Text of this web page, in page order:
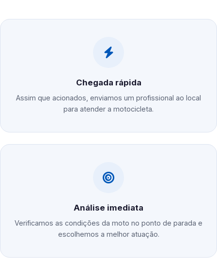
Chegada rápida
Assim que acionados, enviamos um profissional ao local
para atender a motocicleta.
Análise imediata
Verificamos as condições da moto no ponto de parada e
escolhemos a melhor atuação.